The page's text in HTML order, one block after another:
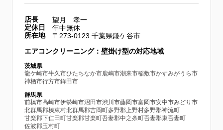
店長
望月 孝一
定休日
年中無休
所在地
〒273-0123 千葉県鎌ケ谷市
エアコンクリーニング：壁掛け型の対応地域
茨城県
龍ケ崎市牛久市ひたちなか市鹿嶋市潮来市稲敷市かすみがうら市
神栖市行方市鉾田市
群馬県
前橋市高崎市伊勢崎市沼田市渋川市藤岡市富岡市安中市みどり市
北群馬郡榛東村北群馬郡吉岡町多野郡上野村多野郡神流町
甘楽郡下仁田町甘楽郡甘楽町吾妻郡中之条町吾妻郡東吾妻町
佐波郡玉村町